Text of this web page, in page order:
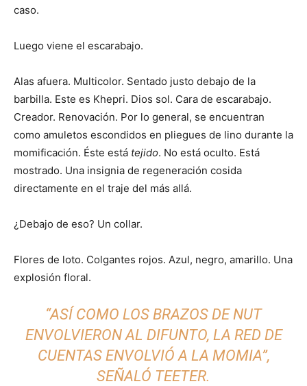
caso.
Luego viene el escarabajo.
Alas afuera. Multicolor. Sentado justo debajo de la
barbilla. Este es Khepri. Dios sol. Cara de escarabajo.
Creador. Renovación. Por lo general, se encuentran
como amuletos escondidos en pliegues de lino durante la
momificación. Éste está tejido. No está oculto. Está
mostrado. Una insignia de regeneración cosida
directamente en el traje del más allá.
¿Debajo de eso? Un collar.
Flores de loto. Colgantes rojos. Azul, negro, amarillo. Una
explosión floral.
“ASÍ COMO LOS BRAZOS DE NUT
ENVOLVIERON AL DIFUNTO, LA RED DE
CUENTAS ENVOLVIÓ A LA MOMIA”,
SEÑALÓ TEETER.